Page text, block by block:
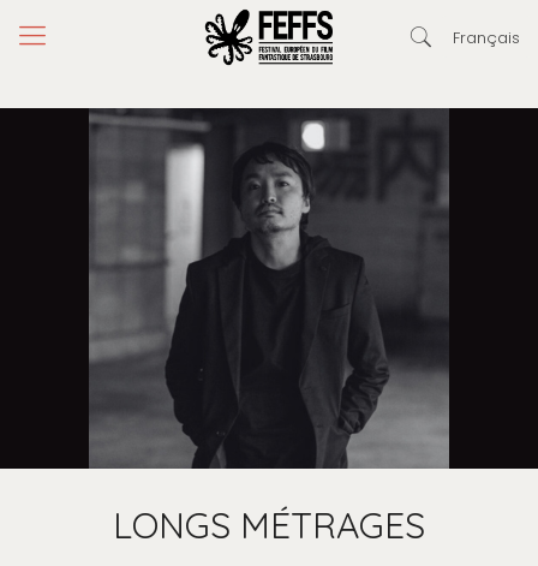
Français
LONGS MÉTRAGES